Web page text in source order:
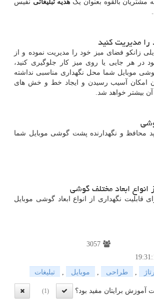
بالقوه بعنوان یک هدیه تبلیغاتی نفیس
مدیریت کنید
زانکو فضای میز خود را مدیریت نموده و از
هر جایی یا روی میز کار جلوگیری کنید،
موبایل شما محل نگهداری مناسبی نداشته
امکان آسیب رسیدن و ایجاد خط و خش های
بیشتر خواهد شد.
محافظ و نگهدارنده پشت گوشی موبایل شما
انواع ابعاد مختلف گوشی
قابلیت نگهداری از انواع ابعاد گوشی موبایل
3057
, طراحی , موبایل , تبلیغات
آموزش برایتان مفید بود؟
(1)